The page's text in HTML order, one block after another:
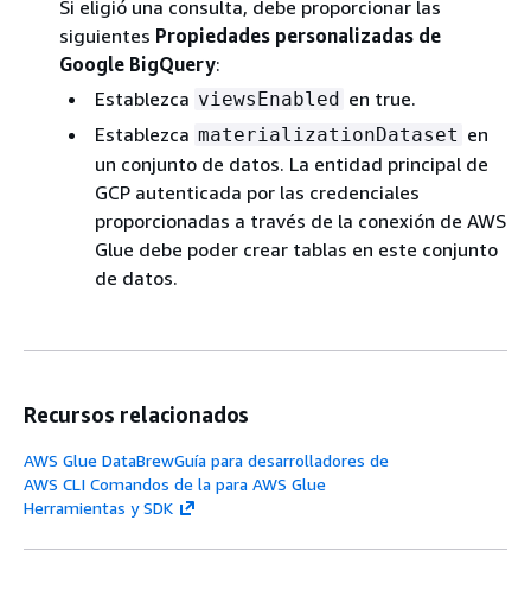
Si eligió una consulta, debe proporcionar las
siguientes Propiedades personalizadas de
Google BigQuery:
Establezca viewsEnabled en true.
Establezca materializationDataset en
un conjunto de datos. La entidad principal de
GCP autenticada por las credenciales
proporcionadas a través de la conexión de AWS
Glue debe poder crear tablas en este conjunto
de datos.
Recursos relacionados
AWS Glue DataBrewGuía para desarrolladores de
AWS CLI Comandos de la para AWS Glue
Herramientas y SDK